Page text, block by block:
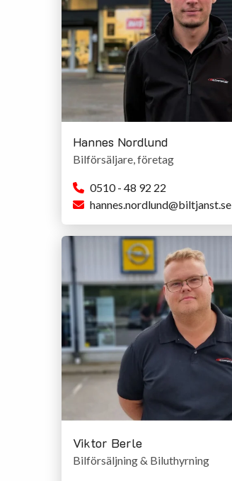
Hannes Nordlund
Bilförsäljare, företag
0510 - 48 92 22
hannes.nordlund@biltjanst.se
Viktor Berle
Bilförsäljning & Biluthyrning